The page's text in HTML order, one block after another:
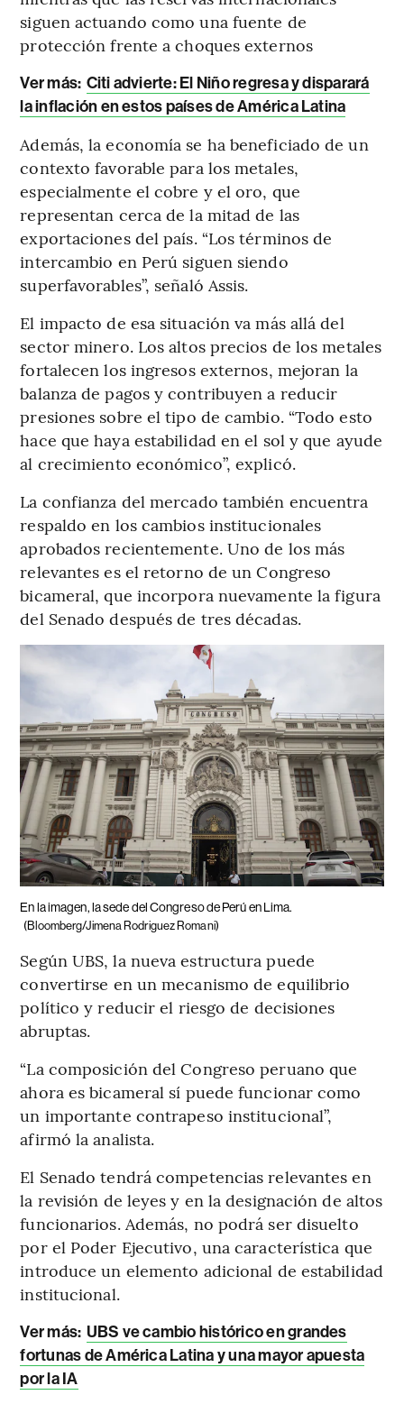
siguen actuando como una fuente de
protección frente a choques externos
Ver más: Citi advierte: El Niño regresa y disparará
la inflación en estos países de América Latina
Además, la economía se ha beneficiado de un
contexto favorable para los metales,
especialmente el cobre y el oro, que
representan cerca de la mitad de las
exportaciones del país. “Los términos de
intercambio en Perú siguen siendo
superfavorables”, señaló Assis.
El impacto de esa situación va más allá del
sector minero. Los altos precios de los metales
fortalecen los ingresos externos, mejoran la
balanza de pagos y contribuyen a reducir
presiones sobre el tipo de cambio. “Todo esto
hace que haya estabilidad en el sol y que ayude
al crecimiento económico”, explicó.
La confianza del mercado también encuentra
respaldo en los cambios institucionales
aprobados recientemente. Uno de los más
relevantes es el retorno de un Congreso
bicameral, que incorpora nuevamente la figura
del Senado después de tres décadas.
En la imagen, la sede del Congreso de Perú en Lima.
(Bloomberg/Jimena Rodriguez Romani)
Según UBS, la nueva estructura puede
convertirse en un mecanismo de equilibrio
político y reducir el riesgo de decisiones
abruptas.
“La composición del Congreso peruano que
ahora es bicameral sí puede funcionar como
un importante contrapeso institucional”,
afirmó la analista.
El Senado tendrá competencias relevantes en
la revisión de leyes y en la designación de altos
funcionarios. Además, no podrá ser disuelto
por el Poder Ejecutivo, una característica que
introduce un elemento adicional de estabilidad
institucional.
Ver más: UBS ve cambio histórico en grandes
fortunas de América Latina y una mayor apuesta
por la IA